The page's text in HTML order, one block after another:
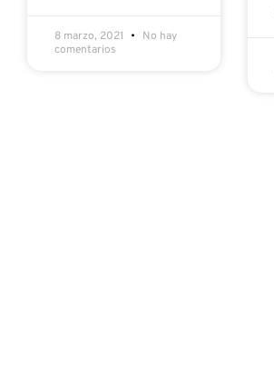
8 marzo, 2021
No hay
comentarios